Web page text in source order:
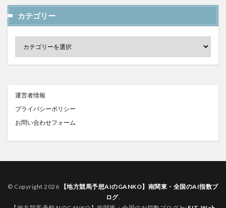
カテゴリー
運営者情報
プライバシーポリシー
お問い合わせフォーム
© Copyright 2026
【地方競馬予想AIのGANKO】南関東・全国のAI指数ブ
ログ.